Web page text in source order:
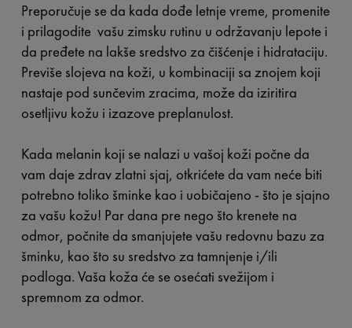
Preporučuje se da kada dođe letnje vreme, promenite
i prilagodite vašu zimsku rutinu u održavanju lepote i
da pređete na lakše sredstvo za čišćenje i hidrataciju.
Previše slojeva na koži, u kombinaciji sa znojem koji
nastaje pod sunčevim zracima, može da iziritira
osetljivu kožu i izazove preplanulost.
Kada melanin koji se nalazi u vašoj koži počne da
vam daje zdrav zlatni sjaj, otkrićete da vam neće biti
potrebno toliko šminke kao i uobičajeno - što je sjajno
za vašu kožu! Par dana pre nego što krenete na
odmor, počnite da smanjujete vašu redovnu bazu za
šminku, kao što su sredstvo za tamnjenje i/ili
podloga. Vaša koža će se osećati svežijom i
spremnom za odmor.